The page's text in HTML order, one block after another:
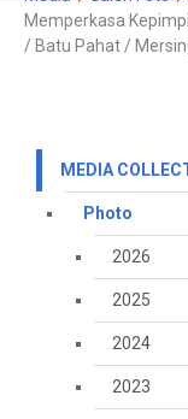
Memperkasa
/ Batu Pahat /
MEDIA
Photo
2026
2025
2024
2023